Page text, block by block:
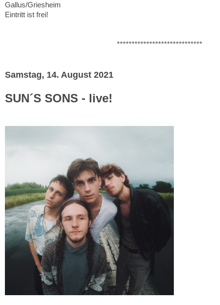
Gallus/Griesheim
Eintritt ist frei!
*****************************
Samstag, 14. August 2021
SUN´S SONS - live!